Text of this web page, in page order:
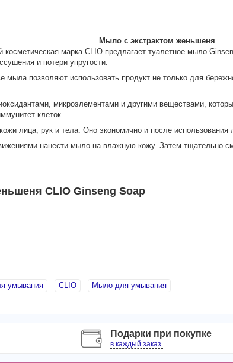
Мыло с экстрактом женьшеня
косметическая марка CLIO предлагает туалетное мыло
и потери упругости.
мыла позволяют использовать продукт не только для
микроэлементами и другими веществами,
клеток.
лица, рук и тела. Оно экономично и после использования
нанести мыло на влажную кожу. Затем тщательно
CLIO Ginseng Soap
умывания CLIO Мыло для умывания
Подарки при покупке
в каждый заказ.